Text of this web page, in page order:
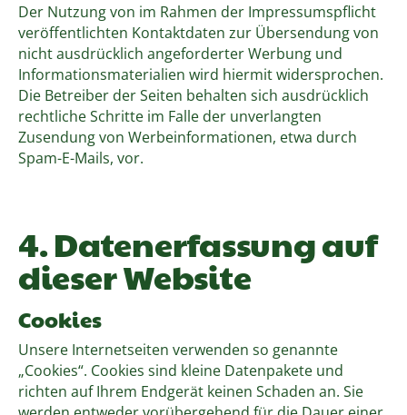
Der Nutzung von im Rahmen der Impressumspflicht
veröffentlichten Kontaktdaten zur Übersendung von
nicht ausdrücklich angeforderter Werbung und
Informationsmaterialien wird hiermit widersprochen.
Die Betreiber der Seiten behalten sich ausdrücklich
rechtliche Schritte im Falle der unverlangten
Zusendung von Werbeinformationen, etwa durch
Spam-E-Mails, vor.
4. Datenerfassung auf
dieser Website
Cookies
Unsere Internetseiten verwenden so genannte
„Cookies“. Cookies sind kleine Datenpakete und
richten auf Ihrem Endgerät keinen Schaden an. Sie